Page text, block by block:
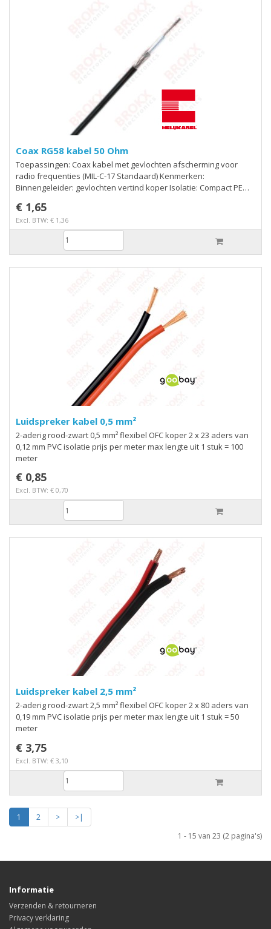
Coax RG58 kabel 50 Ohm
Toepassingen: Coax kabel met gevlochten afscherming voor
radio frequenties (MIL-C-17 Standaard) Kenmerken:
Binnengeleider: gevlochten vertind koper Isolatie: Compact PE
zwart Demping 100 200 500 800 1000 MHz 17 24 39 51 56 db/100mt
Helukabel RG 58 CU Binnengeleider isolatie Ø 2,95 mm Kabel Ø
€ 1,65
Excl. BTW: € 1,36
Luidspreker kabel 0,5 mm²
2-aderig rood-zwart 0,5 mm² flexibel OFC koper 2 x 23 aders van
0,12 mm PVC isolatie prijs per meter max lengte uit 1 stuk = 100
meter
€ 0,85
Excl. BTW: € 0,70
Luidspreker kabel 2,5 mm²
2-aderig rood-zwart 2,5 mm² flexibel OFC koper 2 x 80 aders van
0,19 mm PVC isolatie prijs per meter max lengte uit 1 stuk = 50
meter
€ 3,75
Excl. BTW: € 3,10
1 2 >
>|
1 - 15 van 23 (2 pagina's)
Informatie
Verzenden & retourneren
Privacy verklaring